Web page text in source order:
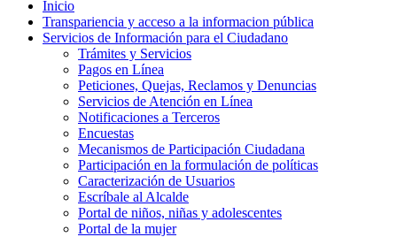
Inicio
Transpariencia y acceso a la informacion pública
Servicios de Información para el Ciudadano
Trámites y Servicios
Pagos en Línea
Peticiones, Quejas, Reclamos y Denuncias
Servicios de Atención en Línea
Notificaciones a Terceros
Encuestas
Mecanismos de Participación Ciudadana
Participación en la formulación de políticas
Caracterización de Usuarios
Escríbale al Alcalde
Portal de niños, niñas y adolescentes
Portal de la mujer